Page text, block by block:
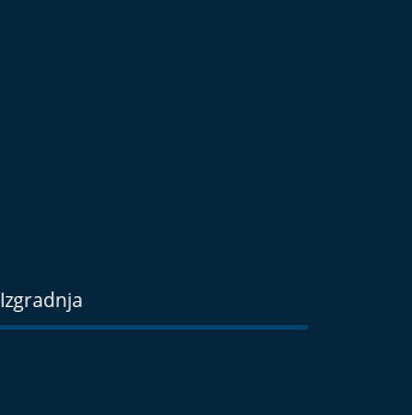
Izgradnja